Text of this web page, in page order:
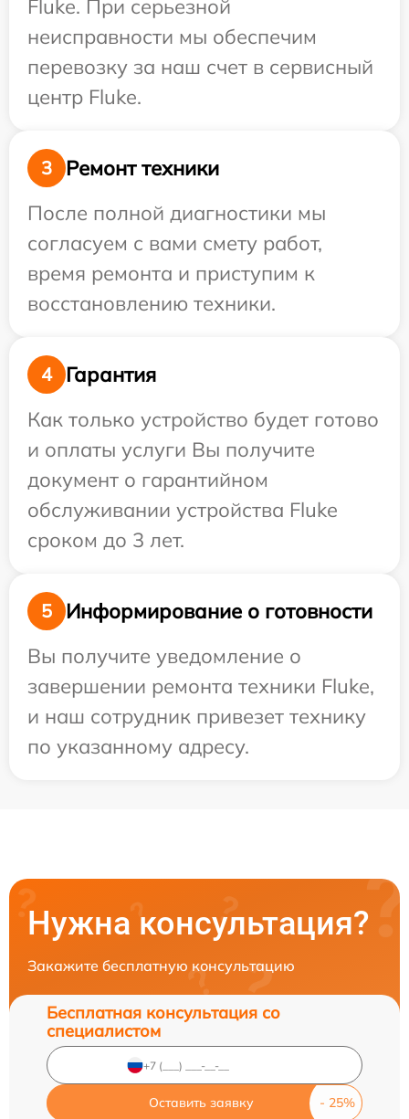
Fluke. При серьезной
неисправности мы обеспечим
перевозку за наш счет в сервисный
центр Fluke.
3
Ремонт техники
После полной диагностики мы
согласуем с вами смету работ,
время ремонта и приступим к
восстановлению техники.
4
Гарантия
Как только устройство будет готово
и оплаты услуги Вы получите
документ о гарантийном
обслуживании устройства Fluke
сроком до 3 лет.
5
Информирование о готовности
Вы получите уведомление о
завершении ремонта техники Fluke,
и наш сотрудник привезет технику
по указанному адресу.
Нужна консультация?
Закажите бесплатную консультацию
Бесплатная консультация со
специалистом
Оставить заявку